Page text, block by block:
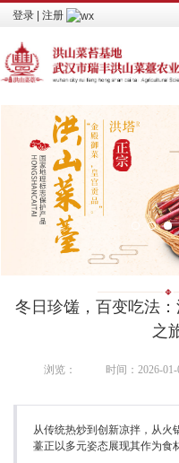
登录 注册
冬日珍馐，百变吃法
之
浏览： 时间：2026-01-
从传统热炒到创新凉拌，从火
薹正以多元姿态展现其作为食